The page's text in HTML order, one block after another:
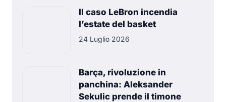
Il caso LeBron incendia
l’estate del basket
24 Luglio 2026
Barça, rivoluzione in
panchina: Aleksander
Sekulic prende il timone